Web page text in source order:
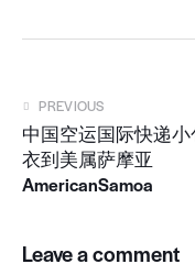
PREVIOUS
中国空运国际快递
衣到美属萨摩亚
AmericanSamoa
Leave a comment